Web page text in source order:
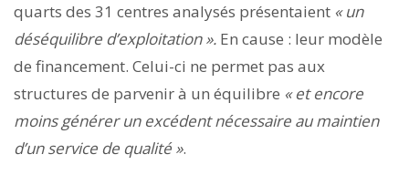
quarts des 31 centres analysés présentaient « un
déséquilibre d’exploitation ». En cause : leur modèle
de financement. Celui-ci ne permet pas aux
structures de parvenir à un équilibre « et encore
moins générer un excédent nécessaire au maintien
d’un service de qualité ».